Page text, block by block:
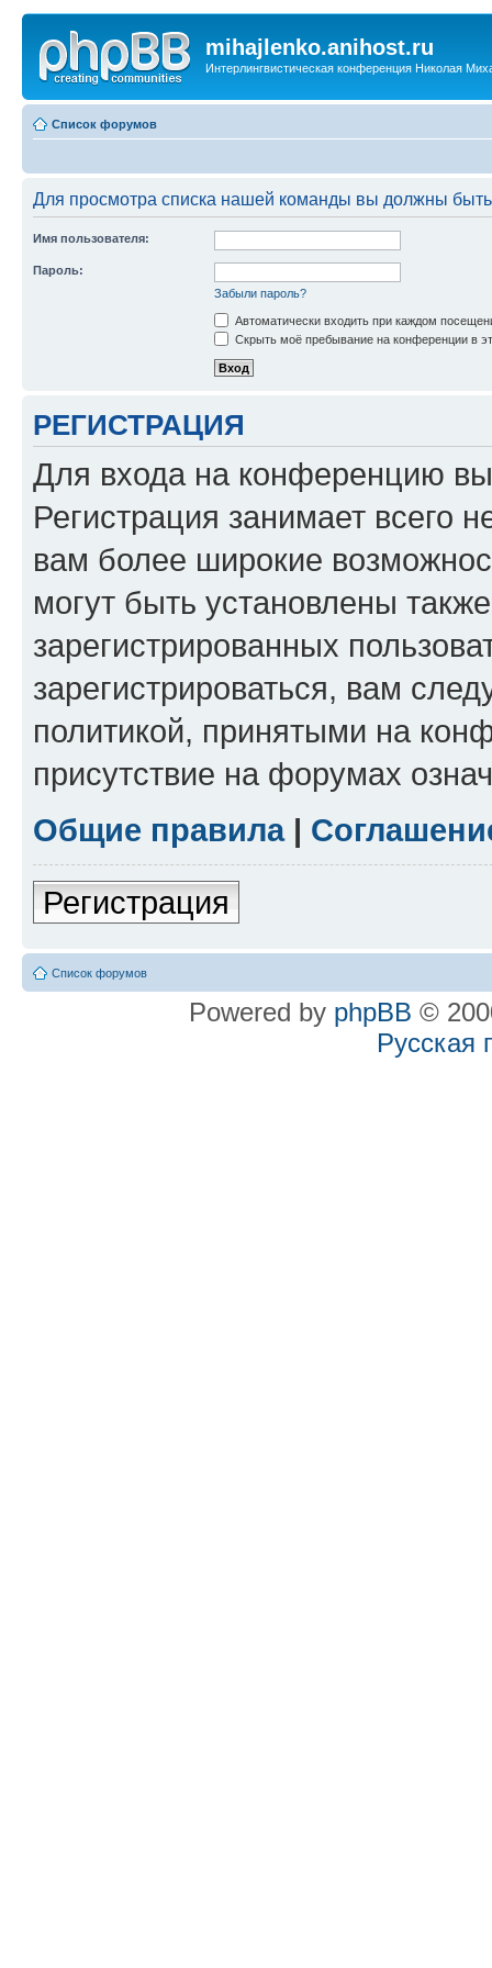
mihajlenko.anihost.ru
Интерлингвистическая конференция Николая
Список форумов
Для просмотра списка нашей команды вы должны
Имя пользователя:
Пароль:
Забыли пароль?
Автоматически входить при каждом
Скрыть моё пребывание на конференции в
РЕГИСТРАЦИЯ
Для входа на конференцию
Регистрация занимает всего
вам более широкие
могут быть установлены
зарегистрированных
зарегистрироваться, вам
политикой, принятыми на
присутствие на форумах
Общие правила|
Регистрация
Список форумов
Powered by phpBB ©
Русская